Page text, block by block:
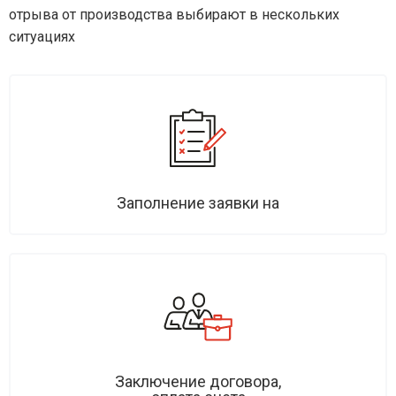
отрыва от производства выбирают в нескольких
ситуациях
Заполнение заявки на
Заключение договора,